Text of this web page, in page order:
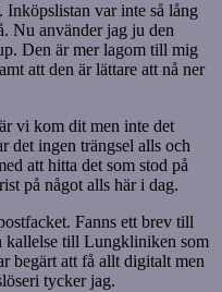
var inte så lång
Nu använder jag ju den
Den är mer lagom till mig
att den är lättare att nå ner
vi kom dit men inte det
det ingen trängsel alls och
att hitta det som stod på
på något alls här i dag.
Fanns ett brev till
kallelse till Lungkliniken som
begärt att få allt digitalt men
tycker jag.